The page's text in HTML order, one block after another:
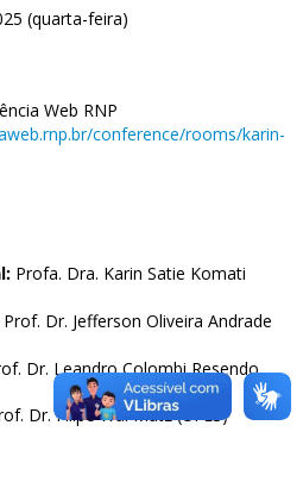
(quarta-feira)
Web RNP
conference/rooms/karin-
Profa. Dra. Karin Satie Komati
Prof. Dr. Jefferson Oliveira Andrade
Dr. Leandro Colombi Resendo
Dr. Filipe Wal Mutz (UFES)